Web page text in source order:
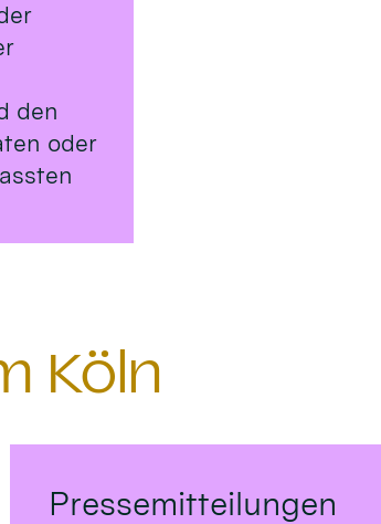
den
oder
Köln
Pressemitteilungen